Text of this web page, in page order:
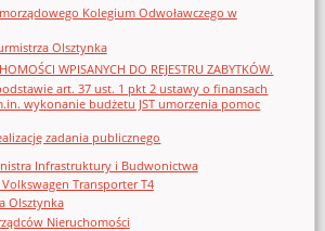
Kolegium Odwoławczego w
Olsztynka
WPISANYCH DO REJESTRU ZABYTKÓW.
art. 37 ust. 1 pkt 2 ustawy o finansach
wykonanie budżetu JST umorzenia pomoc
zadania publicznego
Infrastruktury i Budwonictwa
Transporter T4
Olsztynka
Nieruchomości